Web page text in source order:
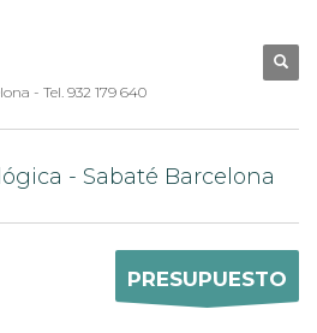
- Tel. 932 179 640
PRESUPUESTO